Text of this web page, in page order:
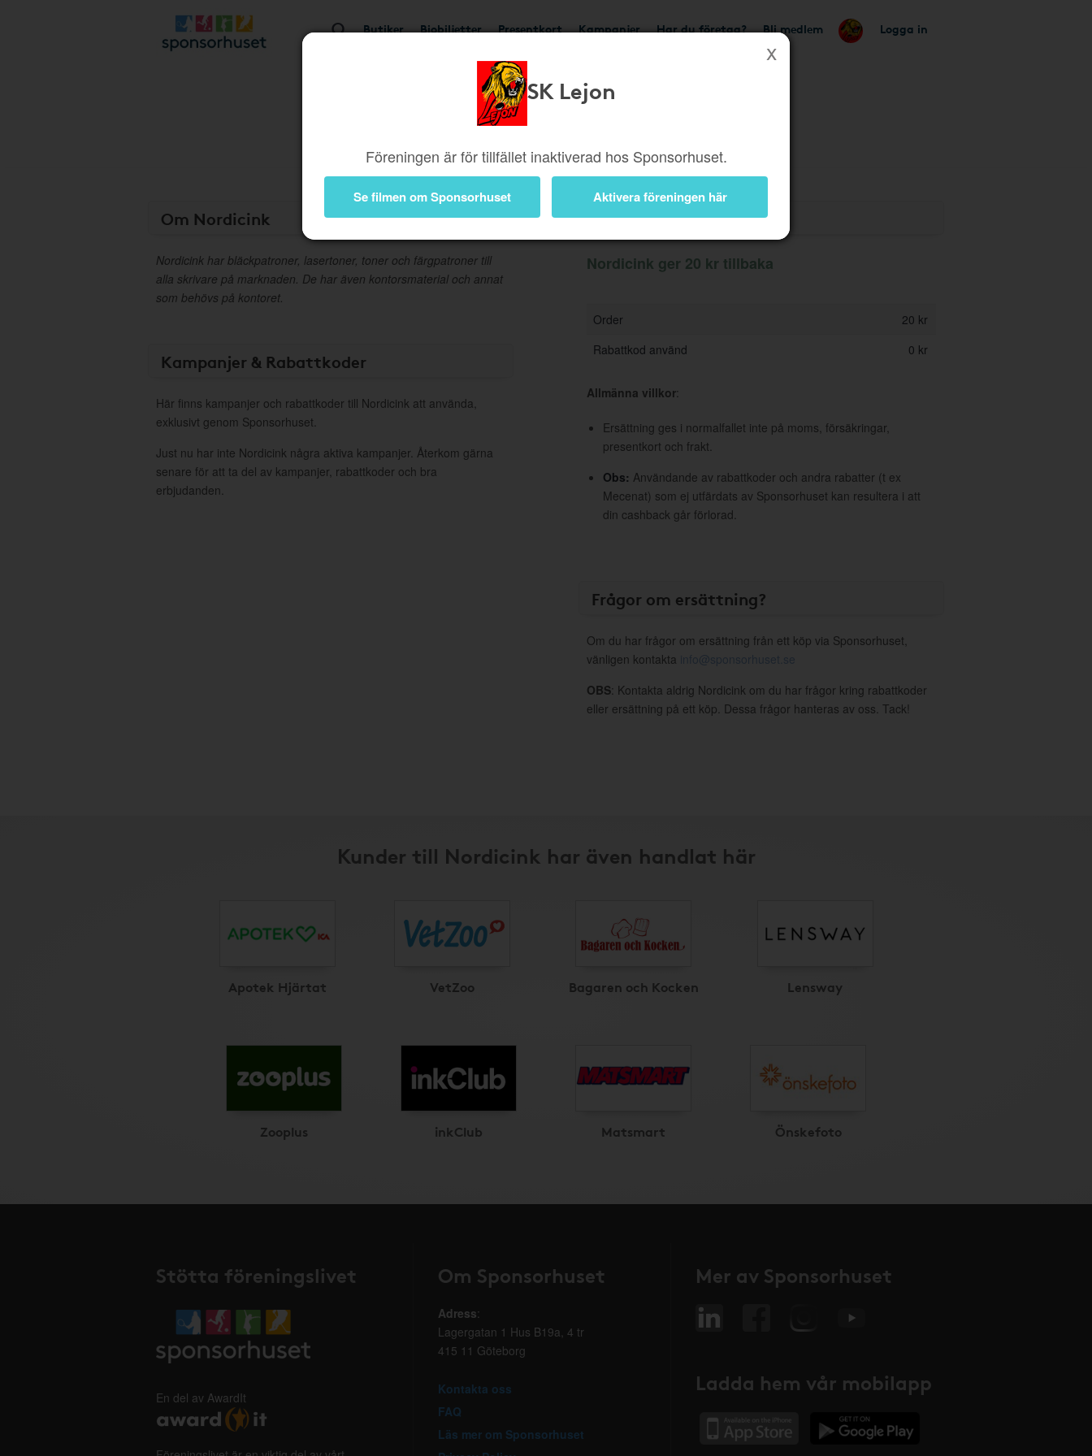
Butiker Biobiljetter Presentkort Kampanjer Har du företag? Bli medlem Logga in
SK Lejon
Föreningen är för tillfället inaktiverad hos Sponsorhuset.
Se filmen om Sponsorhuset Aktivera föreningen här
Ger 20 kr
Om Nordicink
Nordicink har bläckpatroner, lasertoner, toner och färgpatroner till
alla skrivare på marknaden. De har även kontorsmaterial och annat
som behövs på kontoret.
Kampanjer & Rabattkoder
Här finns kampanjer och rabattkoder till Nordicink att använda,
exklusivt genom Sponsorhuset.
Just nu har inte Nordicink några aktiva kampanjer. Återkom gärna
senare för att ta del av kampanjer, rabattkoder och bra
erbjudanden.
Information
Nordicink ger 20 kr tillbaka
Order
20 kr
Rabattkod använd
0 kr
Allmänna villkor:
Ersättning ges i normalfallet inte på moms, försäkringar,
presentkort och frakt.
Obs: Användande av rabattkoder och andra rabatter (t ex
Mecenat) som ej utfärdats av Sponsorhuset kan resultera i att
din cashback går förlorad.
Frågor om ersättning?
Om du har frågor om ersättning från ett köp via Sponsorhuset,
vänligen kontakta info@sponsorhuset.se
OBS: Kontakta aldrig Nordicink om du har frågor kring rabattkoder
eller ersättning på ett köp. Dessa frågor hanteras av oss. Tack!
Kunder till Nordicink har även handlat här
Apotek Hjärtat VetZoo Bagaren och Kocken Lensway
Zooplus inkClub Matsmart Önskefoto
Stötta föreningslivet
En del av AwardIt
Om Sponsorhuset
Adress:
Lagergatan 1 Hus B19a, 4 tr
415 11 Göteborg
Kontakta oss
FAQ
Läs mer om Sponsorhuset
Mer av Sponsorhuset
Ladda hem vår mobilapp